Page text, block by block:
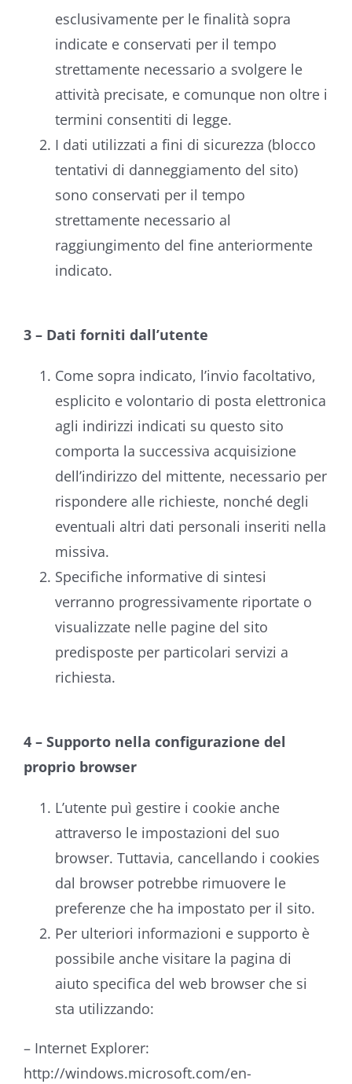
esclusivamente per le finalità sopra
indicate e conservati per il tempo
strettamente necessario a svolgere le
attività precisate, e comunque non oltre i
termini consentiti di legge.
I dati utilizzati a fini di sicurezza (blocco
tentativi di danneggiamento del sito)
sono conservati per il tempo
strettamente necessario al
raggiungimento del fine anteriormente
indicato.
3 – Dati forniti dall’utente
Come sopra indicato, l’invio facoltativo,
esplicito e volontario di posta elettronica
agli indirizzi indicati su questo sito
comporta la successiva acquisizione
dell’indirizzo del mittente, necessario per
rispondere alle richieste, nonché degli
eventuali altri dati personali inseriti nella
missiva.
Specifiche informative di sintesi
verranno progressivamente riportate o
visualizzate nelle pagine del sito
predisposte per particolari servizi a
richiesta.
4 – Supporto nella configurazione del
proprio browser
L’utente puì gestire i cookie anche
attraverso le impostazioni del suo
browser. Tuttavia, cancellando i cookies
dal browser potrebbe rimuovere le
preferenze che ha impostato per il sito.
Per ulteriori informazioni e supporto è
possibile anche visitare la pagina di
aiuto specifica del web browser che si
sta utilizzando:
– Internet Explorer:
http://windows.microsoft.com/en-